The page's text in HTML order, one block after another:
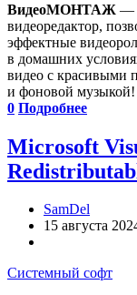
ВидеоМОНТАЖ —
видеоредактор,
эффектные
в домашних
видео с красивыми
и фоновой музыкой!
0 Подробнее
Microsoft
SamDel
15 августа
Системный софт